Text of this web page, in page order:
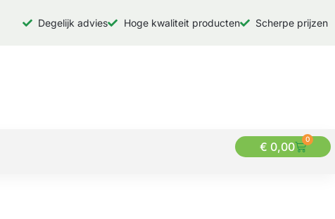
Degelijk advies Hoge kwaliteit producten Scherpe prijzen
€ 0,00
0